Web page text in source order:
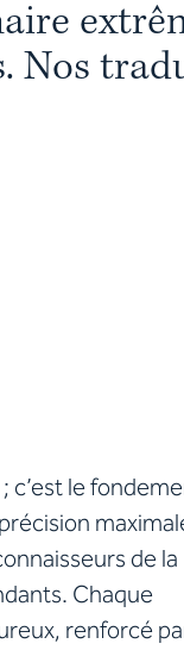
aire extrê
. Nos trad
; c’est le
de la
Chaque
renforcé